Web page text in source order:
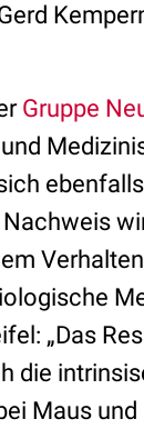
Gruppe
„Das
die
Maus